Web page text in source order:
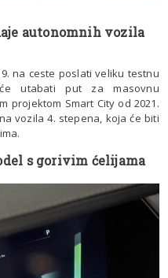
autonomnih vozila
na ceste poslati veliku testnu
utabati put za masovnu
projektom Smart City od 2021.
vozila 4. stepena, koja će biti
s gorivim ćelijama